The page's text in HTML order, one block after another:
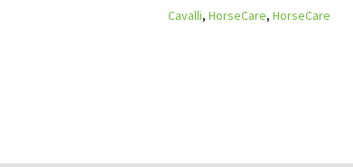
Cavalli, HorseCare, HorseCare